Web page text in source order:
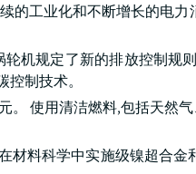
的工业化和不断增长的电
机规定了新的排放控制
制技术。
。 使用清洁燃料,包括天然
材料科学中实施级镍超合